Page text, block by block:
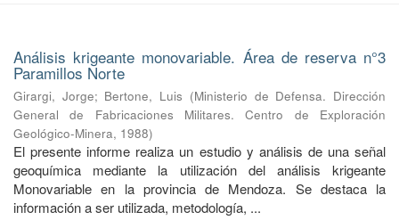
Análisis krigeante monovariable. Área de reserva n°3
Paramillos Norte
Girargi, Jorge; Bertone, Luis (Ministerio de Defensa. Dirección
General de Fabricaciones Militares. Centro de Exploración
Geológico-Minera, 1988)
El presente informe realiza un estudio y análisis de una señal
geoquímica mediante la utilización del análisis krigeante
Monovariable en la provincia de Mendoza. Se destaca la
información a ser utilizada, metodología, ...